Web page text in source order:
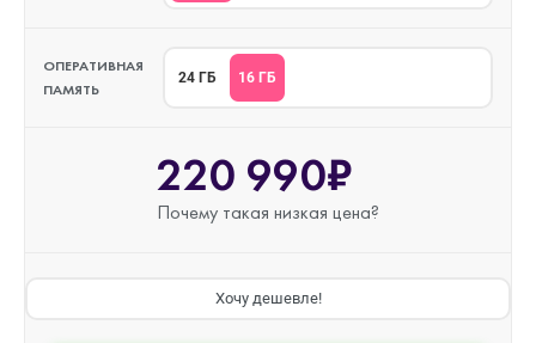
ОПЕРАТИВНАЯ
ПАМЯТЬ
24 ГБ 16 ГБ
220 990₽
Почему такая низкая цена?
Хочу дешевле!